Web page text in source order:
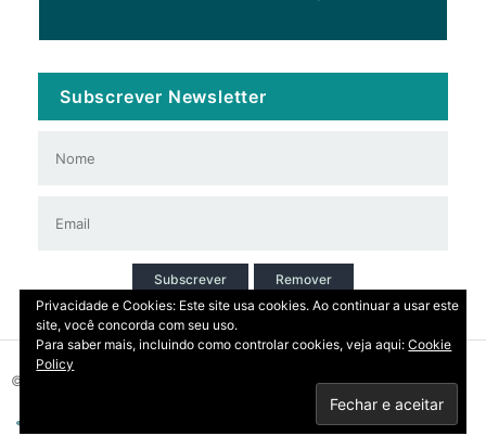
Subscrever Newsletter
Subscrever Remover
© 2026 Copyright: DIRT | CCDR Alentejo, I.P.
Privacidade e Cookies: Este site usa cookies. Ao continuar a usar este
site, você concorda com seu uso.
Para saber mais, incluindo como controlar cookies, veja aqui:Cookie
Policy